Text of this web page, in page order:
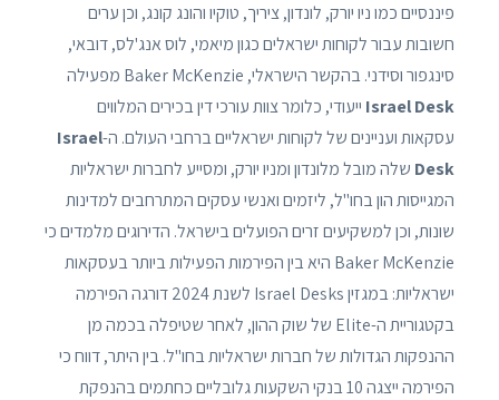
פיננסיים כמו ניו יורק, לונדון, ציריך, טוקיו והונג קונג, וכן ערים
חשובות עבור לקוחות ישראלים כגון מיאמי, לוס אנג'לס, דובאי,
סינגפור וסידני. בהקשר הישראלי, Baker McKenzie מפעילה
Israel Desk ייעודי, כלומר צוות עורכי דין בכירים המלווים
עסקאות ועניינים של לקוחות ישראליים ברחבי העולם. ה-Israel
Desk שלה מובל מלונדון ומניו יורק, ומסייע לחברות ישראליות
המגייסות הון בחו"ל, ליזמים ואנשי עסקים המתרחבים למדינות
שונות, וכן למשקיעים זרים הפועלים בישראל. הדירוגים מלמדים כי
Baker McKenzie היא בין הפירמות הפעילות ביותר בעסקאות
ישראליות: במגזין Israel Desks לשנת 2024 דורגה הפירמה
בקטגוריית ה-Elite של שוק ההון, לאחר שטיפלה בכמה מן
ההנפקות הגדולות של חברות ישראליות בחו"ל. בין היתר, דווח כי
הפירמה ייצגה 10 בנקי השקעות גלובליים כחתמים בהנפקת